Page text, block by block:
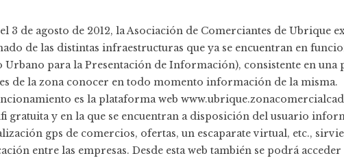
de agosto de 2012, la Asociación de Comerciantes de Ubrique
de las distintas infraestructuras que ya se encuentran en
para la Presentación de Información), consistente en una
de la zona conocer en todo momento información de la misma.
es la plataforma web
gratuita y en la que se encuentran a disposición del usuario
gps de comercios, ofertas, un escaparate virtual, etc.,
entre las empresas. Desde esta web también se podrá acceder